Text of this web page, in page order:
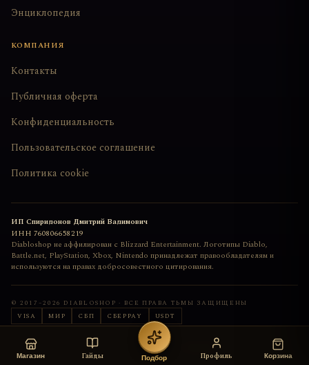
Энциклопедия
КОМПАНИЯ
Контакты
Публичная оферта
Конфиденциальность
Пользовательское соглашение
Политика cookie
ИП Спиридонов Дмитрий Вадимович
ИНН 760806658219
Diabloshop не аффилирован с Blizzard Entertainment. Логотипы Diablo,
Battle.net, PlayStation, Xbox, Nintendo принадлежат правообладателям и
используются на правах добросовестного цитирования.
© 2017–2026 DIABLOSHOP · ВСЕ ПРАВА ТЬМЫ ЗАЩИЩЕНЫ
VISA
МИР СБП СБЕРPAY USDT
Сайт сделан с любовью deemkend
Магазин Гайды Подбор Профиль Корзина